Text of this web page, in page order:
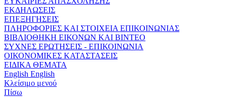
ΕΚΔΗΛΩΣΕΙΣ
ΕΠΕΞΗΓΗΣΕΙΣ
ΠΛΗΡΟΦΟΡΙΕΣ ΚΑΙ ΣΤΟΙΧΕΙΑ ΕΠΙΚΟΙΝΩΝΙΑΣ
ΒΙΒΛΙΟΘΗΚΗ ΕΙΚΟΝΩΝ ΚΑΙ ΒΙΝΤΕΟ
ΣΥΧΝΕΣ ΕΡΩΤΗΣΕΙΣ - ΕΠΙΚΟΙΝΩΝΙΑ
ΟΙΚΟΝΟΜΙΚΕΣ ΚΑΤΑΣΤΑΣΕΙΣ
ΕΙΔΙΚΑ ΘΕΜΑΤΑ
English English
Κλείσιμο μενού
Πίσω